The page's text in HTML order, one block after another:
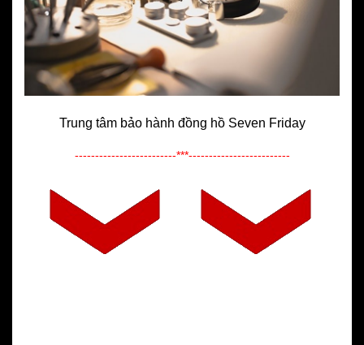
Trung tâm bảo hành đồng hồ Seven Friday
-------------------------***-------------------------